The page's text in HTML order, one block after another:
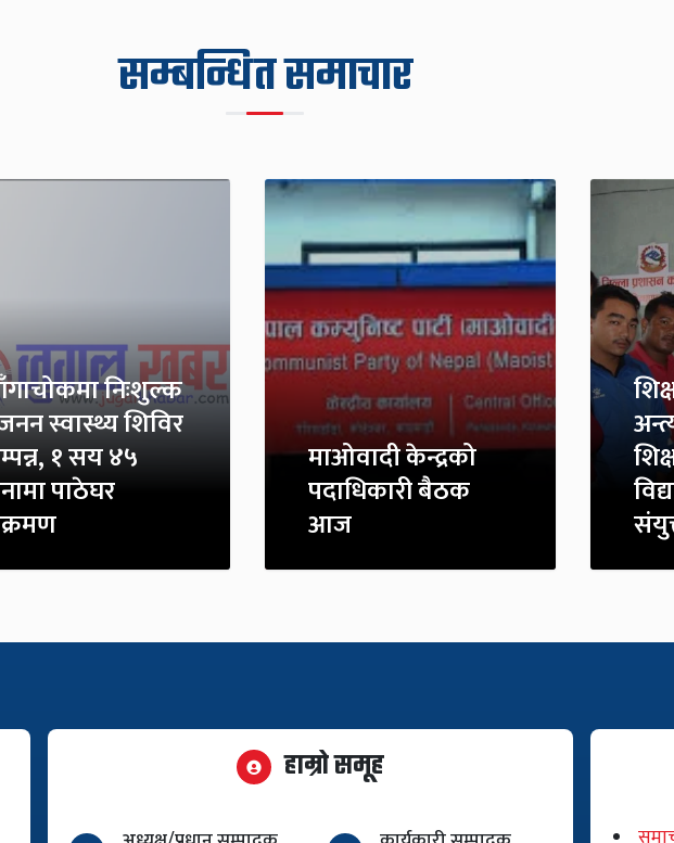
सम्बन्धित समाचार
निःशुल्क
स्वास्थ्य शिविर
१ सय ४५
पाठेघर
माओवादी केन्द्रको
पदाधिकारी बैठक
आज
हाम्रो समूह